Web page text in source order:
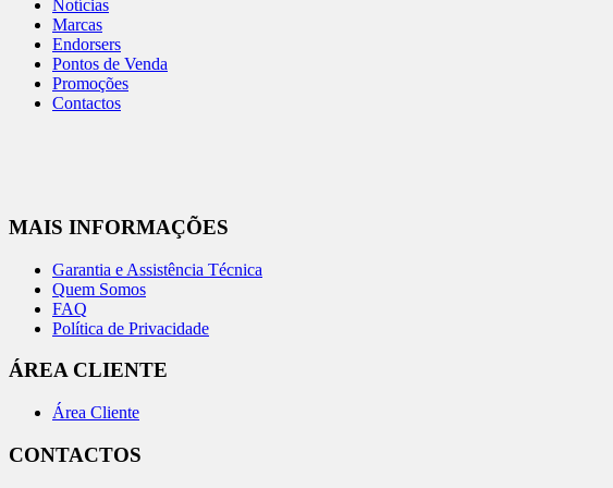
Notícias
Marcas
Endorsers
Pontos de Venda
Promoções
Contactos
MAIS INFORMAÇÕES
Garantia e Assistência Técnica
Quem Somos
FAQ
Política de Privacidade
ÁREA CLIENTE
Área Cliente
CONTACTOS